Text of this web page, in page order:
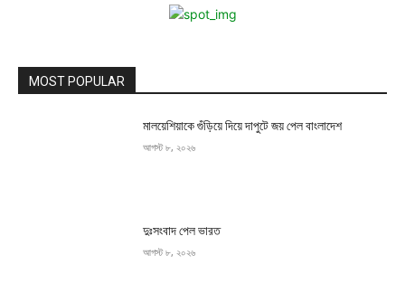
MOST POPULAR
মালয়েশিয়াকে গুঁড়িয়ে দিয়ে দাপুটে জয় পেল বাংলাদেশ
আগস্ট ৮, ২০২৬
দুঃসংবাদ পেল ভারত
আগস্ট ৮, ২০২৬